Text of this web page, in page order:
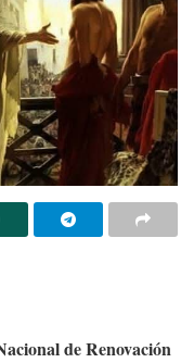
de Renovación